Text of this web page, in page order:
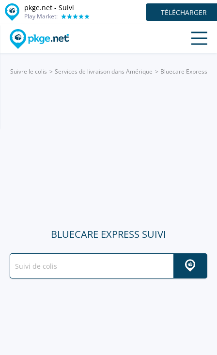
pkge.net - Suivi
Play Market: TÉLÉCHARGER
Suivre le colis Services de livraison dans Amérique Bluecare Express
BLUECARE EXPRESS SUIVI